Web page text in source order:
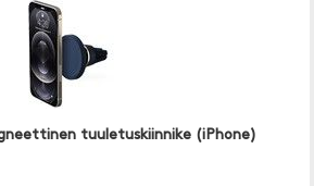
tuuletuskiinnike (iPhone)